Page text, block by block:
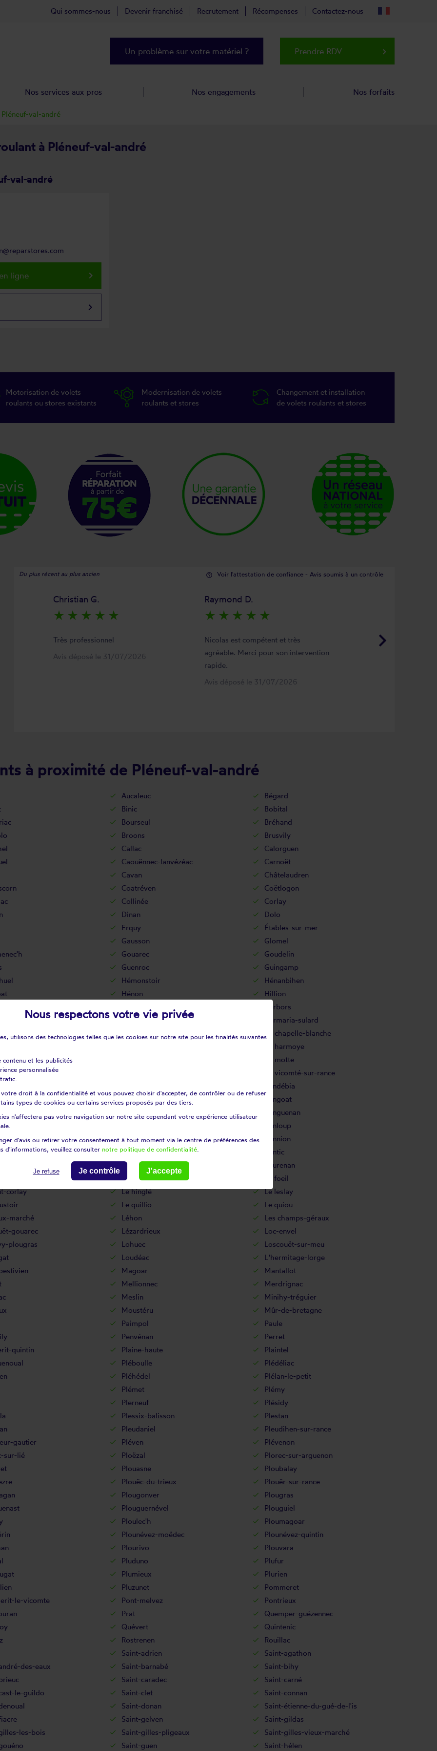
à Pléneuf-val-andré
val-andré
ligne keyboard_arrow_right
keyboard_arrow_right
Motorisation de volets
roulants ou stores existants
Modernisation de volets
roulants et stores
Changement et installation
de volets roulants et stores
Du plus récent au plus ancien help_outline Voir l'attestation de confiance - Avis soumis à un contrôle
keyboard_arrow_right
Christian G.
star_rate star_rate star_rate star_rate star_rate
Très professionnel
Avis déposé le 31/07/2026
Raymond D.
star_rate star_rate star_rate star_rate star_rate
Nicolas est compétent et très
agréable. Merci pour son intervention
rapide.
Avis déposé le 31/07/2026
à proximité de Pléneuf-val-andré
Aucaleuc
Bégard
Binic
Bobital
Bourseul
Bréhand
Broons
Brusvily
Callac
Calorguen
Caouënnec-lanvézéac
Carnoët
Cavan
Châtelaudren
Coatréven
Coëtlogon
Collinée
Corlay
Dinan
Dolo
Erquy
Étables-sur-mer
Gausson
Glomel
Gouarec
Goudelin
Guenroc
Guingamp
Hémonstoir
Hénanbihen
Hénon
Hillion
Kerbors
moëlou Kerien
Kermaria-sulard
La bouillie
La chapelle-blanche
La harmoye
La motte
derrien
La vicomté-sur-rance
Landébia
Langoat
sur-rance Languédias
Languenan
Lanloup
Lannebert
Lannion
Lanrodec
Lantic
Lanvollon
Laurenan
Le faouët
Le foeil
corlay Le hinglé
Le leslay
Le quillio
Le quiou
marché Léhon
Les champs-géraux
gouarec Lézardrieux
Loc-envel
plougras Lohuec
Loscouët-sur-meu
Loudéac
L'hermitage-lorge
Magoar
Mantallot
Mellionnec
Merdrignac
Meslin
Minihy-tréguier
Moustéru
Mûr-de-bretagne
Paimpol
Paule
Penvénan
Perret
quintin Plaine-haute
Plaintel
Pléboulle
Plédéliac
Pléhédel
Plélan-le-petit
Plémet
Plémy
Plerneuf
Plésidy
Plessix-balisson
Plestan
Pleudaniel
Pleudihen-sur-rance
gautier Pléven
Plévenon
sur-lié Ploëzal
Plorec-sur-arguenon
Plouasne
Ploubalay
Plouëc-du-trieux
Plouër-sur-rance
Plougonver
Plougras
Plouguernével
Plouguiel
Ploulec'h
Ploumagoar
Plounévez-moëdec
Plounévez-quintin
Plourivo
Plouvara
Pluduno
Plufur
Plumieux
Plurien
Pluzunet
Pommeret
le-vicomte Pont-melvez
Pontrieux
Prat
Quemper-guézennec
Quévert
Quintenic
Rostrenen
Rouillac
Saint-adrien
Saint-agathon
des-eaux Saint-barnabé
Saint-bihy
Saint-caradec
Saint-carné
le-guildo Saint-clet
Saint-connan
Saint-donan
Saint-étienne-du-gué-de-l'is
Saint-gelven
Saint-gildas
les-bois Saint-gilles-pligeaux
Saint-gilles-vieux-marché
Saint-guen Saint-hélen
Pléneuf-val-andré
Qui sommes-nous Devenir franchisé Recrutement Récompenses Contactez-nous
Un problème sur votre matériel ? Prendre RDV keyboard_arrow_right
Nos services aux pros Nos engagements Nos forfaits
Nous respectons votre vie privée
utilisons des technologies telles que les cookies sur notre site pour les finalités suivantes
contenu et les publicités
personnalisée
votre droit à la confidentialité et vous pouvez choisir d'accepter, de contrôler ou de refuser
types de cookies ou certains services proposés par des tiers.
n'affectera pas votre navigation sur notre site cependant votre expérience utilisateur
d'avis ou retirer votre consentement à tout moment via le centre de préférences des
d'informations, veuillez consulter notre politique de confidentialité
Je refuse Je contrôle J'accepte